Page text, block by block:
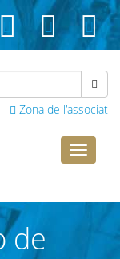
Zona de l'associat
Lloret
de